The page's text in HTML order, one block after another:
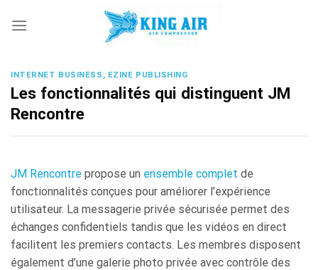
INTERNET BUSINESS, EZINE PUBLISHING
Les fonctionnalités qui distinguent JM
Rencontre
JM Rencontre propose un ensemble complet de
fonctionnalités conçues pour améliorer l’expérience
utilisateur. La messagerie privée sécurisée permet des
échanges confidentiels tandis que les vidéos en direct
facilitent les premiers contacts. Les membres disposent
également d’une galerie photo privée avec contrôle des